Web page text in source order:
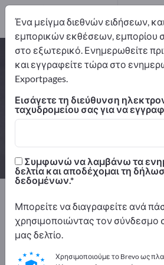
Κεραμικά εξαρτήματα –
κατασκευαστές και
Εξαγωγείς
11 9
Κεραμικά εξαρτήματα
Διαφημιστείτε
Exportpages!
Ένα μείγμα διεθνών ειδήσεων,
εμπορικών εκθέσεων, εμπορίου
στο εξωτερικό. Ενημερωθείτε
και εγγραφείτε τώρα στο
Exportpages.
Εισάγετε τη διεύθυνση
ταχυδρομείου σας για να
Συμφωνώ να λαμβάνω τα
δελτία και αποδέχομαι τη
δεδομένων.
Μπορείτε να διαγραφείτε ανά
χρησιμοποιώντας τον σύνδεσμο
μας δελτίο.
Χρησιμοποιούμε το Brevo ως